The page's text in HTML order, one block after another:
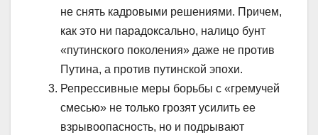
не снять кадровыми решениями. Причем,
как это ни парадоксально, налицо бунт
«путинского поколения» даже не против
Путина, а против путинской эпохи.
Репрессивные меры борьбы с «гремучей
смесью» не только грозят усилить ее
взрывоопасность, но и подрывают